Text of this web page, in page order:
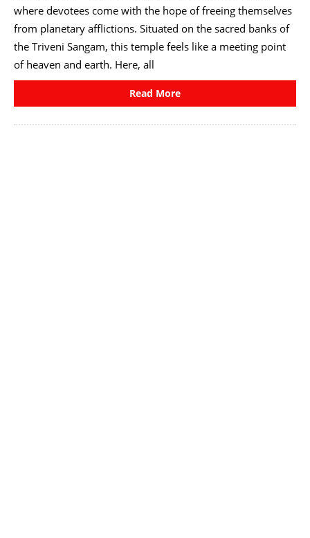
where devotees come with the hope of freeing themselves
from planetary afflictions. Situated on the sacred banks of
the Triveni Sangam, this temple feels like a meeting point
of heaven and earth. Here, all
Read More